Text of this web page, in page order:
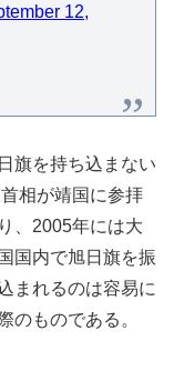
12,
旗を持ち込まない
相が靖国に参拝
、2005年には大
国内で旭日旗を振
まれるのは容易に
のものである。